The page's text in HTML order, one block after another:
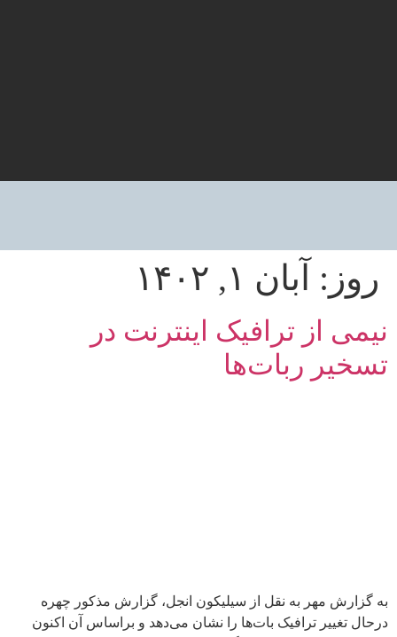
روز: آبان ۱, ۱۴۰۲
نیمی از ترافیک اینترنت در
تسخیر ربات‌ها
به گزارش مهر به نقل از سیلیکون انجل، گزارش مذکور چهره
درحال تغییر ترافیک بات‌ها را نشان می‌دهد و براساس آن اکنون